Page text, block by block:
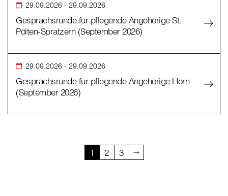
29.09.2026 - 29.09.2026
Gesprächsrunde für pflegende Angehörige St.
Pölten-Spratzern (September 2026)
29.09.2026 - 29.09.2026
Gesprächsrunde für pflegende Angehörige Horn
(September 2026)
1 2 3